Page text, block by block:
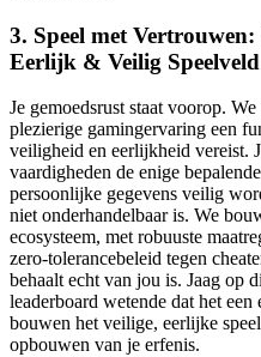
3. Speel met
Eerlijk & Veilig Speelveld
Je gemoedsrust staat voorop.
plezierige gamingervaring een
veiligheid en eerlijkheid vereist.
vaardigheden de enige
persoonlijke gegevens veilig
niet onderhandelbaar is. We
ecosysteem, met robuuste
zero-tolerancebeleid tegen
behaalt echt van jou is. Jaag op
leaderboard wetende dat het
bouwen het veilige, eerlijke
opbouwen van je erfenis.